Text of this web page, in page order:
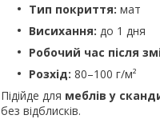
Тип покриття: мат
Висихання: до 1 дня
Робочий час після
Розхід: 80–100 г/м²
Підійде для меблів у
без відблисків.